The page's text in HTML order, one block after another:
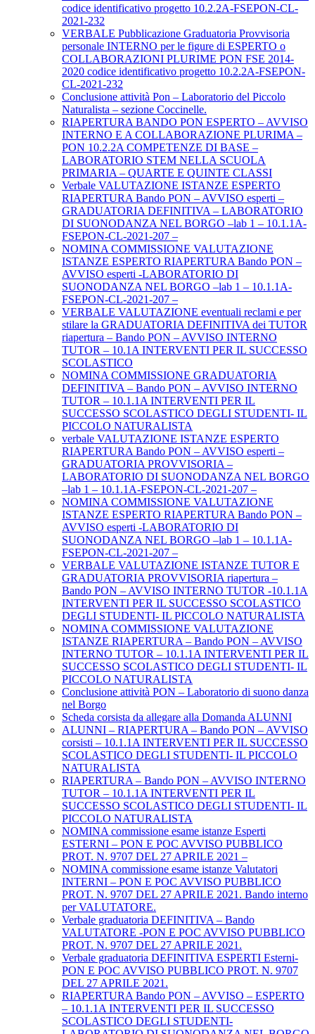
codice identificativo progetto 10.2.2A-FSEPON-CL-
2021-232
VERBALE Pubblicazione Graduatoria Provvisoria
personale INTERNO per le figure di ESPERTO o
COLLABORAZIONI PLURIME PON FSE 2014-
2020 codice identificativo progetto 10.2.2A-FSEPON-
CL-2021-232
Conclusione attività Pon – Laboratorio del Piccolo
Naturalista – sezione Coccinelle.
RIAPERTURA BANDO PON ESPERTO – AVVISO
INTERNO E A COLLABORAZIONE PLURIMA –
PON 10.2.2A COMPETENZE DI BASE –
LABORATORIO STEM NELLA SCUOLA
PRIMARIA – QUARTE E QUINTE CLASSI
Verbale VALUTAZIONE ISTANZE ESPERTO
RIAPERTURA Bando PON – AVVISO esperti –
GRADUATORIA DEFINITIVA – LABORATORIO
DI SUONODANZA NEL BORGO –lab 1 – 10.1.1A-
FSEPON-CL-2021-207 –
NOMINA COMMISSIONE VALUTAZIONE
ISTANZE ESPERTO RIAPERTURA Bando PON –
AVVISO esperti -LABORATORIO DI
SUONODANZA NEL BORGO –lab 1 – 10.1.1A-
FSEPON-CL-2021-207 –
VERBALE VALUTAZIONE eventuali reclami e per
stilare la GRADUATORIA DEFINITIVA dei TUTOR
riapertura – Bando PON – AVVISO INTERNO
TUTOR – 10.1A INTERVENTI PER IL SUCCESSO
SCOLASTICO
NOMINA COMMISSIONE GRADUATORIA
DEFINITIVA – Bando PON – AVVISO INTERNO
TUTOR – 10.1.1A INTERVENTI PER IL
SUCCESSO SCOLASTICO DEGLI STUDENTI- IL
PICCOLO NATURALISTA
verbale VALUTAZIONE ISTANZE ESPERTO
RIAPERTURA Bando PON – AVVISO esperti –
GRADUATORIA PROVVISORIA –
LABORATORIO DI SUONODANZA NEL BORGO
–lab 1 – 10.1.1A-FSEPON-CL-2021-207 –
NOMINA COMMISSIONE VALUTAZIONE
ISTANZE ESPERTO RIAPERTURA Bando PON –
AVVISO esperti -LABORATORIO DI
SUONODANZA NEL BORGO –lab 1 – 10.1.1A-
FSEPON-CL-2021-207 –
VERBALE VALUTAZIONE ISTANZE TUTOR E
GRADUATORIA PROVVISORIA riapertura –
Bando PON – AVVISO INTERNO TUTOR -10.1.1A
INTERVENTI PER IL SUCCESSO SCOLASTICO
DEGLI STUDENTI- IL PICCOLO NATURALISTA
NOMINA COMMISSIONE VALUTAZIONE
ISTANZE RIAPERTURA – Bando PON – AVVISO
INTERNO TUTOR – 10.1.1A INTERVENTI PER IL
SUCCESSO SCOLASTICO DEGLI STUDENTI- IL
PICCOLO NATURALISTA
Conclusione attività PON – Laboratorio di suono danza
nel Borgo
Scheda corsista da allegare alla Domanda ALUNNI
ALUNNI – RIAPERTURA – Bando PON – AVVISO
corsisti – 10.1.1A INTERVENTI PER IL SUCCESSO
SCOLASTICO DEGLI STUDENTI- IL PICCOLO
NATURALISTA
RIAPERTURA – Bando PON – AVVISO INTERNO
TUTOR – 10.1.1A INTERVENTI PER IL
SUCCESSO SCOLASTICO DEGLI STUDENTI- IL
PICCOLO NATURALISTA
NOMINA commissione esame istanze Esperti
ESTERNI – PON E POC AVVISO PUBBLICO
PROT. N. 9707 DEL 27 APRILE 2021 –
NOMINA commissione esame istanze Valutatori
INTERNI – PON E POC AVVISO PUBBLICO
PROT. N. 9707 DEL 27 APRILE 2021. Bando interno
per VALUTATORE.
Verbale graduatoria DEFINITIVA – Bando
VALUTATORE -PON E POC AVVISO PUBBLICO
PROT. N. 9707 DEL 27 APRILE 2021.
Verbale graduatoria DEFINITIVA ESPERTI Esterni-
PON E POC AVVISO PUBBLICO PROT. N. 9707
DEL 27 APRILE 2021.
RIAPERTURA Bando PON – AVVISO – ESPERTO
– 10.1.1A INTERVENTI PER IL SUCCESSO
SCOLASTICO DEGLI STUDENTI-